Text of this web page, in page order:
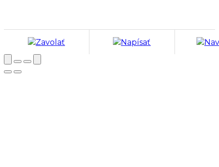
Zavolať Napísať